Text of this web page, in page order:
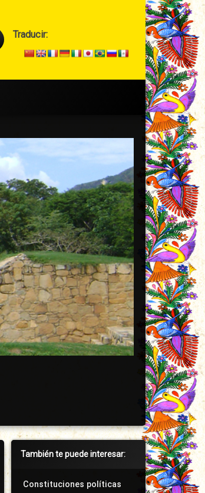
→
Secundario
Traducir:
Barra
lateral
derecha
También te puede interesar:
Constituciones políticas